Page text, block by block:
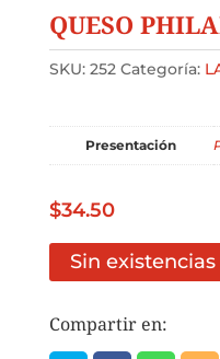
QUESO
SKU: 252 Categoría:
Presentación
$34.50
Sin existencias
Compartir en: